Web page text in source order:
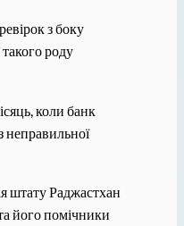
з боку
роду
коли банк
неправильної
штату Раджастхан
його помічники